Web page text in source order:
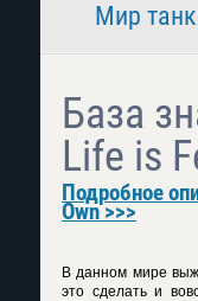
Мир
База
Life is
Подробное
Own >>>
В данном мире
это сделать и